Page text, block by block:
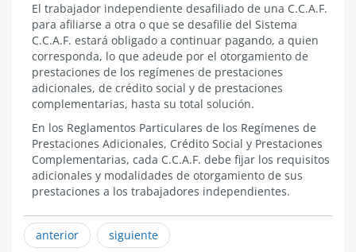
El trabajador independiente desafiliado de una C.C.A.F.
para afiliarse a otra o que se desafilie del Sistema
C.C.A.F. estará obligado a continuar pagando, a quien
corresponda, lo que adeude por el otorgamiento de
prestaciones de los regímenes de prestaciones
adicionales, de crédito social y de prestaciones
complementarias, hasta su total solución.
En los Reglamentos Particulares de los Regímenes de
Prestaciones Adicionales, Crédito Social y Prestaciones
Complementarias, cada C.C.A.F. debe fijar los requisitos
adicionales y modalidades de otorgamiento de sus
prestaciones a los trabajadores independientes.
anterior siguiente